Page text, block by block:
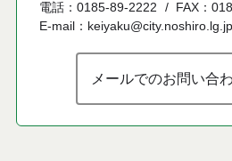
電話：0185-89-2222
FAX：
E-mail：keiyaku@city.noshiro.lg.jp
メールでのお問い合